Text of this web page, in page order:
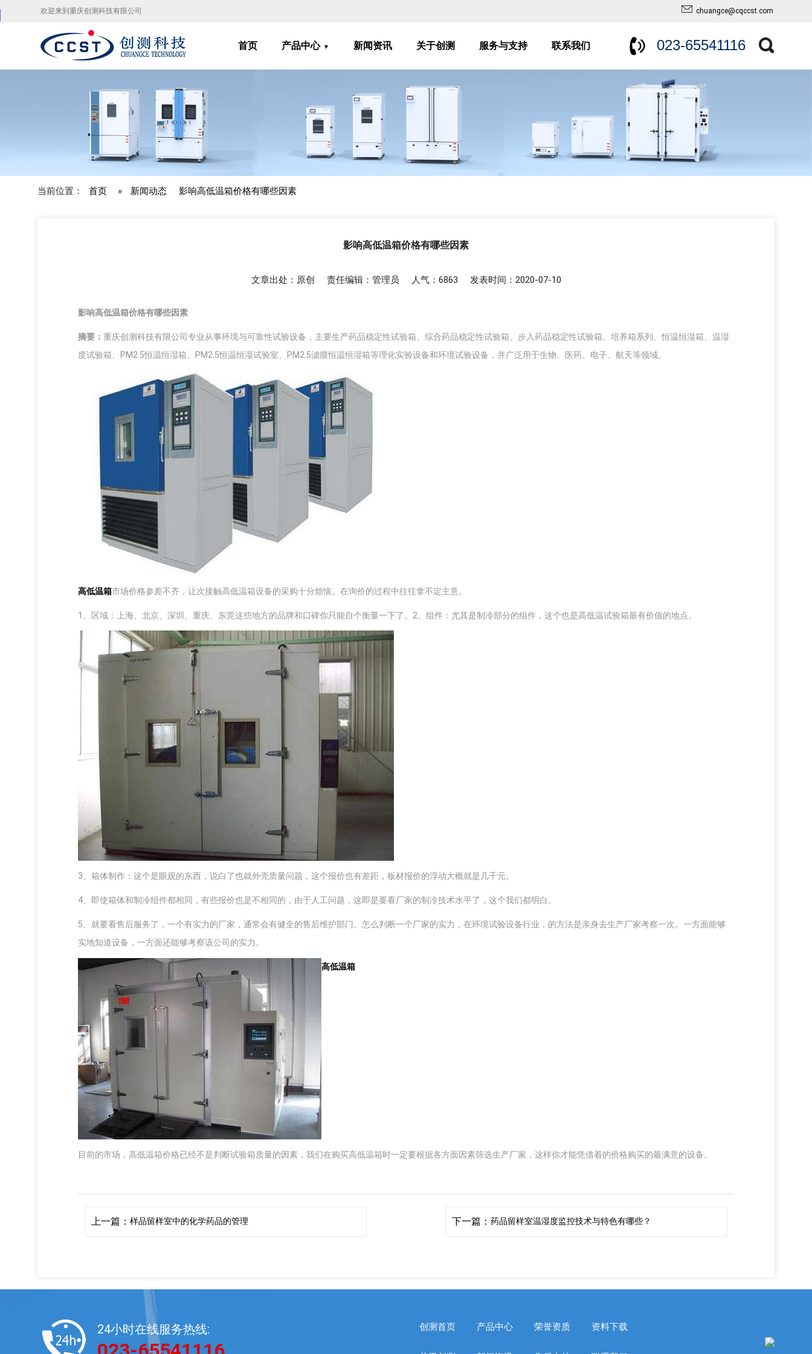
欢迎来到重庆创测科技有限公司 chuangce@cqccst.com
首页 产品中心 新闻资讯 关于创测 服务与支持 联系我们 023-65541116
当前位置： 首页 » 新闻动态 影响高低温箱价格有哪些因素
影响高低温箱价格有哪些因素
文章出处：原创 责任编辑：管理员 人气：6863 发表时间：2020-07-10
影响高低温箱价格有哪些因素
摘要：重庆创测科技有限公司专业从事环境与可靠性试验设备，主要生产药品稳定性试验箱、综合药品稳定性试验箱、步入药品稳定性试验箱、培养箱系列、恒温恒湿箱、温湿
度试验箱、PM2.5恒温恒湿箱、PM2.5恒温恒湿试验室、PM2.5滤膜恒温恒湿箱等理化实验设备和环境试验设备，并广泛用于生物、医药、电子、航天等领域。
高低温箱市场价格参差不齐，让次接触高低温箱设备的采购十分烦恼。在询价的过程中往往拿不定主意。
1、区域：上海、北京、深圳、重庆、东莞这些地方的品牌和口碑你只能自个衡量一下了。 2、组件：尤其是制冷部分的组件，这个也是高低温试验箱最有价值的地点。
3、箱体制作：这个是眼观的东西，说白了也就外壳质量问题，这个报价也有差距，板材报价的浮动大概就是几千元。
4、即使箱体和制冷组件都相同，有些报价也是不相同的，由于人工问题，这即是要看厂家的制冷技术水平了，这个我们都明白。
5、就要看售后服务了，一个有实力的厂家，通常会有健全的售后维护部门。怎么判断一个厂家的实力，在环境试验设备行业，的方法是亲身去生产厂家考察一次。一方面能够
实地知道设备，一方面还能够考察该公司的实力。
高低温箱
目前的市场，高低温箱价格已经不是判断试验箱质量的因素，我们在购买高低温箱时一定要根据各方面因素筛选生产厂家，这样你才能凭借着的价格购买的最满意的设备。
上一篇：样品留样室中的化学药品的管理 下一篇：药品留样室温湿度监控技术与特色有哪些？
24小时在线服务热线: 创测首页 产品中心 荣誉资质 资料下载